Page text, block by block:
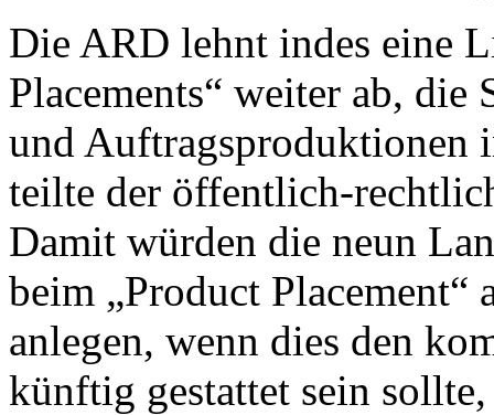
Die ARD lehnt indes eine
Placements“ weiter ab,
und Auftragsproduktionen
teilte der öffentlich-
Damit würden die neun
beim „Product Placement“
anlegen, wenn dies den
künftig gestattet sein